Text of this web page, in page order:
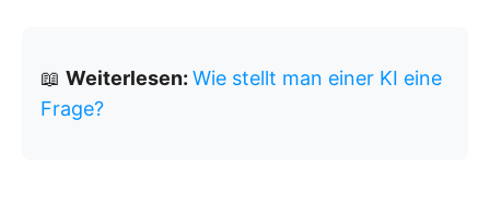
📖 Weiterlesen: Wie stellt man einer KI eine
Frage?